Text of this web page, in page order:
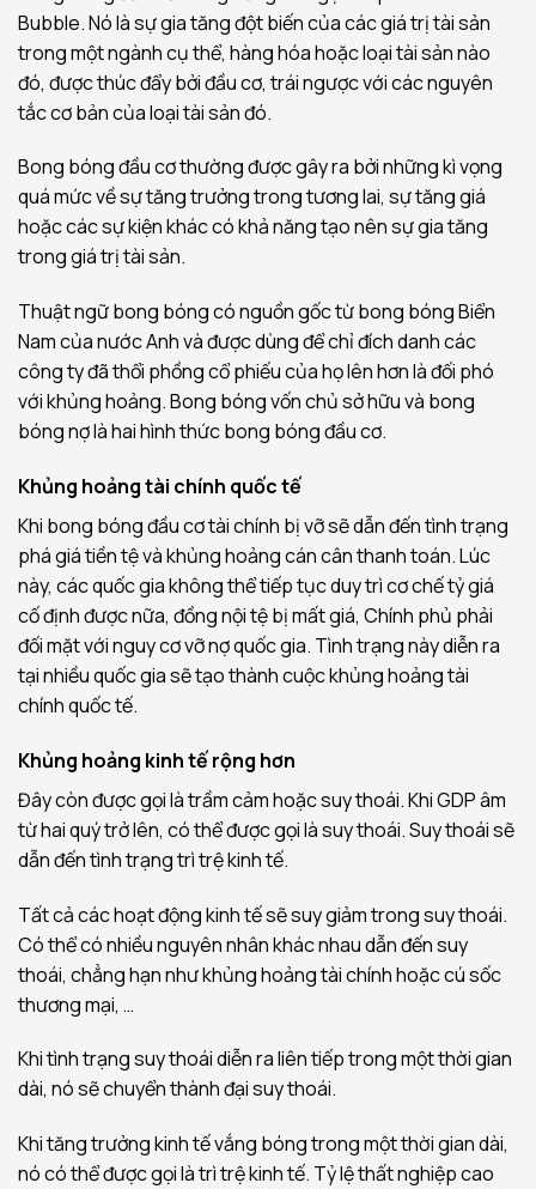
Bubble. Nó là sự gia tăng đột biến của các giá trị tài sản
trong một ngành cụ thể, hàng hóa hoặc loại tài sản nào
đó, được thúc đẩy bởi đầu cơ, trái ngược với các nguyên
tắc cơ bản của loại tài sản đó.
Bong bóng đầu cơ thường được gây ra bởi những kì vọng
quá mức về sự tăng trưởng trong tương lai, sự tăng giá
hoặc các sự kiện khác có khả năng tạo nên sự gia tăng
trong giá trị tài sản.
Thuật ngữ bong bóng có nguồn gốc từ bong bóng Biển
Nam của nước Anh và được dùng để chỉ đích danh các
công ty đã thổi phồng cổ phiếu của họ lên hơn là đối phó
với khủng hoảng. Bong bóng vốn chủ sở hữu và bong
bóng nợ là hai hình thức bong bóng đầu cơ.
Khủng hoảng tài chính quốc tế
Khi bong bóng đầu cơ tài chính bị vỡ sẽ dẫn đến tình trạng
phá giá tiền tệ và khủng hoảng cán cân thanh toán. Lúc
này, các quốc gia không thể tiếp tục duy trì cơ chế tỷ giá
cố định được nữa, đồng nội tệ bị mất giá, Chính phủ phải
đối mặt với nguy cơ vỡ nợ quốc gia. Tình trạng này diễn ra
tại nhiều quốc gia sẽ tạo thành cuộc khủng hoảng tài
chính quốc tế.
Khủng hoảng kinh tế rộng hơn
Đây còn được gọi là trầm cảm hoặc suy thoái. Khi GDP âm
từ hai quý trở lên, có thể được gọi là suy thoái. Suy thoái sẽ
dẫn đến tình trạng trì trệ kinh tế.
Tất cả các hoạt động kinh tế sẽ suy giảm trong suy thoái.
Có thể có nhiều nguyên nhân khác nhau dẫn đến suy
thoái, chẳng hạn như khủng hoảng tài chính hoặc cú sốc
thương mại, …
Khi tình trạng suy thoái diễn ra liên tiếp trong một thời gian
dài, nó sẽ chuyển thành đại suy thoái.
Khi tăng trưởng kinh tế vắng bóng trong một thời gian dài,
nó có thể được gọi là trì trệ kinh tế. Tỷ lệ thất nghiệp cao